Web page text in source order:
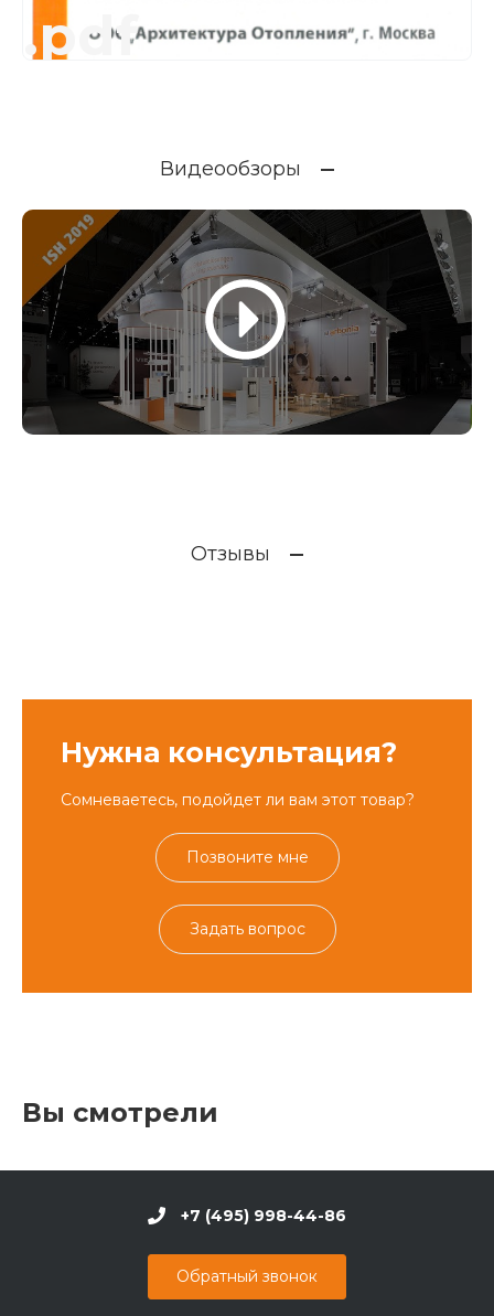
.pdf
Видеообзоры
Отзывы
Нужна консультация?
Сомневаетесь, подойдет ли вам этот товар?
Позвоните мне
Задать вопрос
Вы смотрели
+7 (495) 998-44-86
Обратный звонок